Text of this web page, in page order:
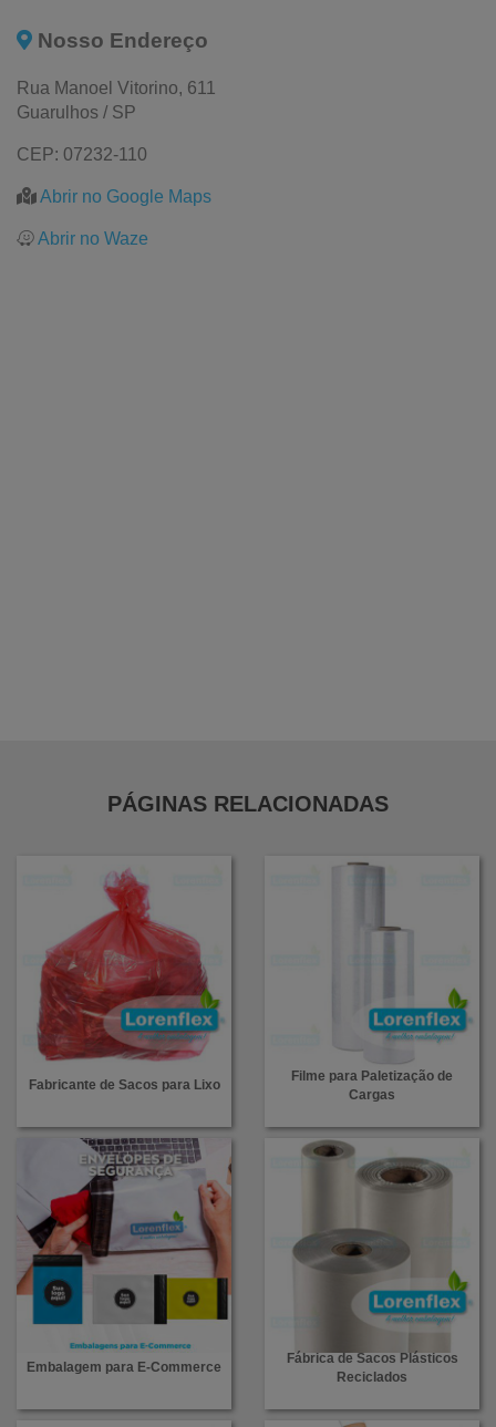
Bobinas Plásticas
Nosso Endereço
Rua Manoel Vitorino, 611
Guarulhos / SP
CEP: 07232-110
Abrir no Google Maps
Abrir no Waze
PÁGINAS RELACIONADAS
Fabricante de Sacos para Lixo
Filme para Paletização de
Cargas
Embalagem para E-Commerce
Fábrica de Sacos Plásticos
Reciclados